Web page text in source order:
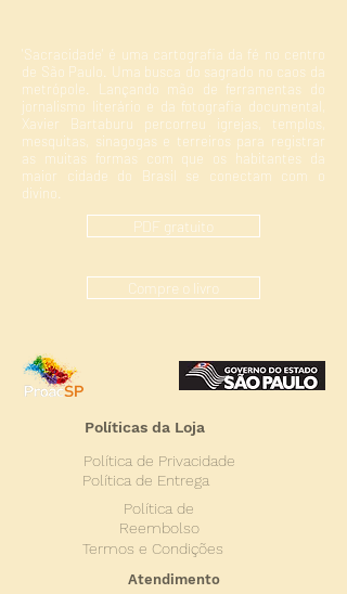
'Sacracidade' é uma cartografia da fé no centro
de São Paulo. Uma busca do sagrado no caos da
metrópole. Lançando mão de ferramentas do
jornalismo literário e da fotografia documental,
Xavier Bartaburu percorreu igrejas, templos,
mesquitas, sinagogas e terreiros para registrar
as muitas formas com que os habitantes da
maior cidade do Brasil se conectam com o
divino.
PDF gratuito
Compre o livro
Políticas da Loja
Política de Privacidade
Política de Entrega
Política de
Reembolso
Termos e Condições
Atendimento